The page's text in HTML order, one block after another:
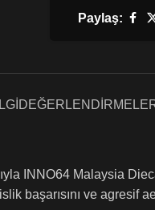
Paylaş:
INNO64 Malaysia
ve agresif